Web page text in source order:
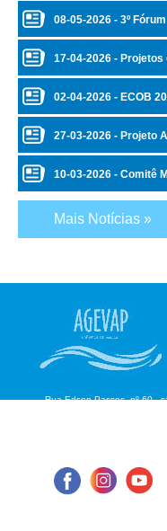
08-05-2026 - 3º
17-04-2026 -
02-04-2026 - ECOB
27-03-2026 - Projeto
10-03-2026 - Comitê
Mais Notícias »
Rua Edson Passos, nº 60 -